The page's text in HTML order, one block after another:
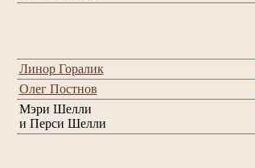
Линор Горалик
Олег Постнов
Мэри Шелли
и Перси Шелли